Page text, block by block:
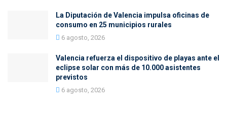
La Diputación de Valencia impulsa oficinas de
consumo en 25 municipios rurales
6 agosto, 2026
Valencia refuerza el dispositivo de playas ante el
eclipse solar con más de 10.000 asistentes
previstos
6 agosto, 2026